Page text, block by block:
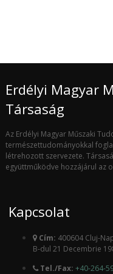
Erdélyi Magyar
Társaság
Az Erdélyi Magyar Műszaki
természettudományokkal
létrehozott szervezete.
együttműködve hozzájárul az
Kapcsolat
Cím: 400604 Cluj-
B-dul 21 Decembrie
Tel./Fax: +40-264-